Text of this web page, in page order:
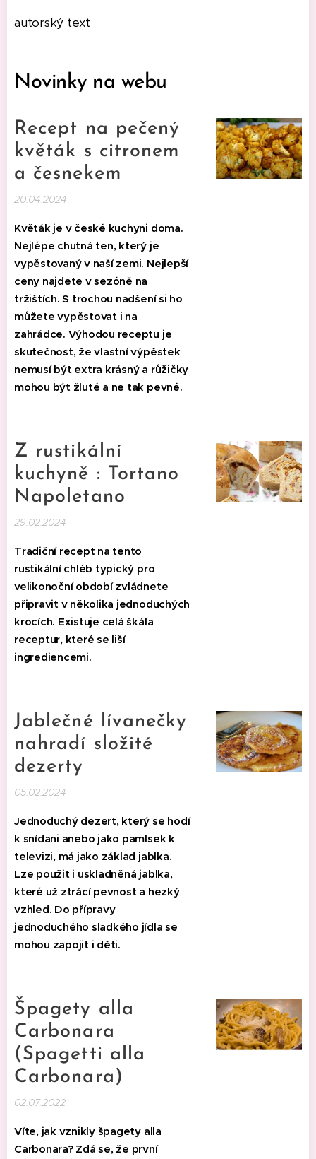
autorský text
Novinky na webu
Recept na pečený
květák s citronem
a česnekem
20.04.2024
Květák je v české kuchyni doma.
Nejlépe chutná ten, který je
vypěstovaný v naší zemi. Nejlepší
ceny najdete v sezóně na
tržištích. S trochou nadšení si ho
můžete vypěstovat i na
zahrádce. Výhodou receptu je
skutečnost, že vlastní výpěstek
nemusí být extra krásný a růžičky
mohou být žluté a ne tak pevné.
Z rustikální
kuchyně : Tortano
Napoletano
29.02.2024
Tradiční recept na tento
rustikální chléb typický pro
velikonoční období zvládnete
připravit v několika jednoduchých
krocích. Existuje celá škála
receptur, které se liší
ingrediencemi.
Jablečné lívanečky
nahradí složité
dezerty
05.02.2024
Jednoduchý dezert, který se hodí
k snídani anebo jako pamlsek k
televizi, má jako základ jablka.
Lze použit i uskladněná jablka,
které už ztrácí pevnost a hezký
vzhled. Do přípravy
jednoduchého sladkého jídla se
mohou zapojit i děti.
Špagety alla
Carbonara
(Spagetti alla
Carbonara)
02.07.2022
Víte, jak vznikly špagety alla
Carbonara? Zdá se, že první